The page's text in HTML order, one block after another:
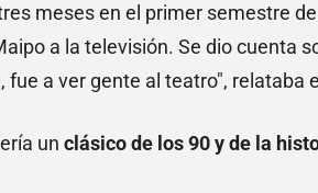
meses en el primer semestre
a la televisión. Se dio cuenta
fue a ver gente al teatro", relataba
un clásico de los 90 y de la